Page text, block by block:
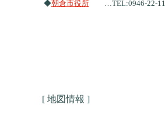
◆朝倉市役所…TEL:0946-22-
地図情報 ]